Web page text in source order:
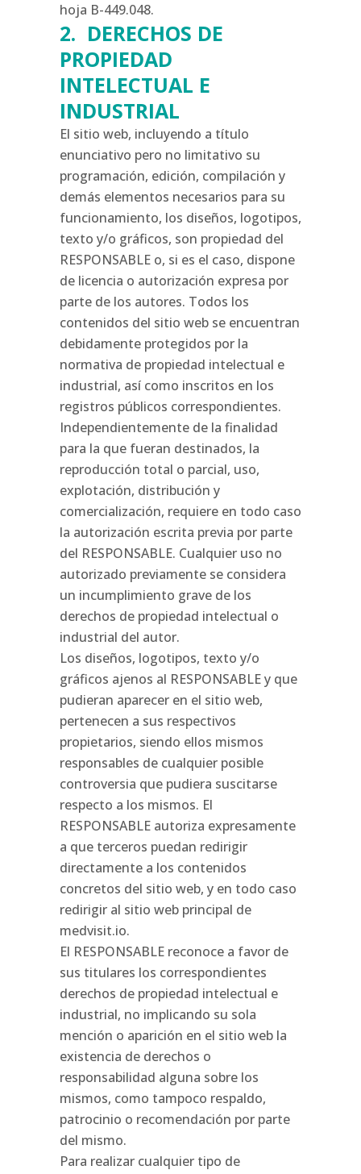
hoja B-449.048.
2. DERECHOS DE
PROPIEDAD
INTELECTUAL E
INDUSTRIAL
El sitio web, incluyendo a título
enunciativo pero no limitativo su
programación, edición, compilación y
demás elementos necesarios para su
funcionamiento, los diseños, logotipos,
texto y/o gráficos, son propiedad del
RESPONSABLE o, si es el caso, dispone
de licencia o autorización expresa por
parte de los autores. Todos los
contenidos del sitio web se encuentran
debidamente protegidos por la
normativa de propiedad intelectual e
industrial, así como inscritos en los
registros públicos correspondientes.
Independientemente de la finalidad
para la que fueran destinados, la
reproducción total o parcial, uso,
explotación, distribución y
comercialización, requiere en todo caso
la autorización escrita previa por parte
del RESPONSABLE. Cualquier uso no
autorizado previamente se considera
un incumplimiento grave de los
derechos de propiedad intelectual o
industrial del autor.
Los diseños, logotipos, texto y/o
gráficos ajenos al RESPONSABLE y que
pudieran aparecer en el sitio web,
pertenecen a sus respectivos
propietarios, siendo ellos mismos
responsables de cualquier posible
controversia que pudiera suscitarse
respecto a los mismos. El
RESPONSABLE autoriza expresamente
a que terceros puedan redirigir
directamente a los contenidos
concretos del sitio web, y en todo caso
redirigir al sitio web principal de
medvisit.io.
El RESPONSABLE reconoce a favor de
sus titulares los correspondientes
derechos de propiedad intelectual e
industrial, no implicando su sola
mención o aparición en el sitio web la
existencia de derechos o
responsabilidad alguna sobre los
mismos, como tampoco respaldo,
patrocinio o recomendación por parte
del mismo.
Para realizar cualquier tipo de